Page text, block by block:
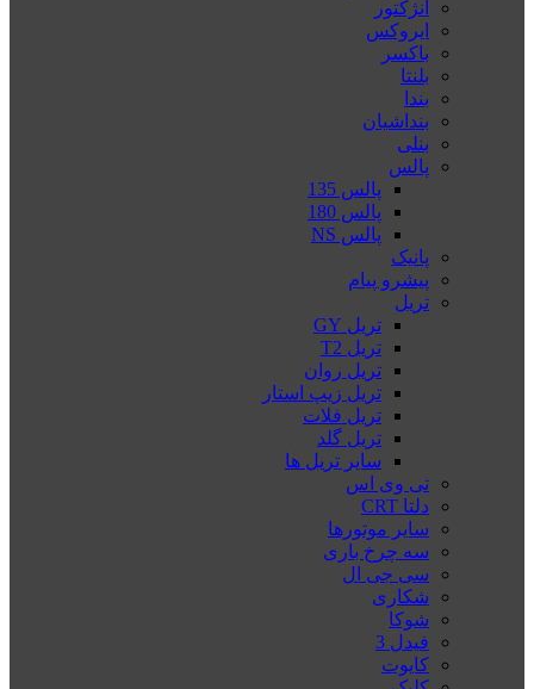
انژکتور
ایروکس
باکسر
بلنتا
بندا
بنداشیان
بنلی
پالس
پالس 135
پالس 180
پالس NS
پانیک
پیشرو پیام
تریل
تریل GY
تریل T2
تریل روان
تریل زیپ استار
تریل فلات
تریل گلد
سایر تریل ها
تی وی اس
دلتا CRT
سایر موتورها
سه چرخ باری
سی جی ال
شکاری
شوکا
فیدل 3
کایوت